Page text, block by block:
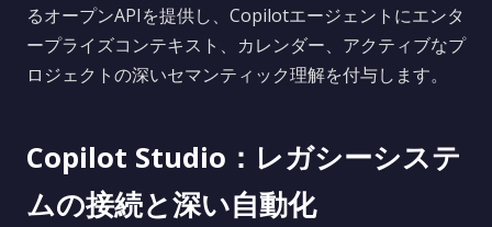
るオープンAPIを提供し、Copilotエージェントにエンタ
ープライズコンテキスト、カレンダー、アクティブなプ
ロジェクトの深いセマンティック理解を付与します。
Copilot Studio：レガシーシステ
ムの接続と深い自動化